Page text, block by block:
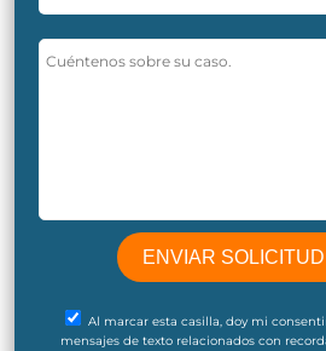
Al marcar esta casilla, doy mi
mensajes de texto relacionados con